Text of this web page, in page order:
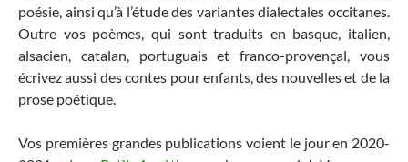
poésie, ainsi qu’à l’étude des variantes dialectales occitanes.
Outre vos poèmes, qui sont traduits en basque, italien,
alsacien, catalan, portuguais et franco-provençal, vous
écrivez aussi des contes pour enfants, des nouvelles et de la
prose poétique.
Vos premières grandes publications voient le jour en 2020-